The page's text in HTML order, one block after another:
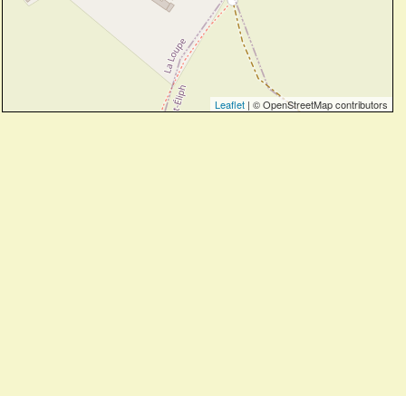
Leaflet | © OpenStreetMap contributors